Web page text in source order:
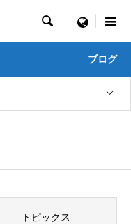
 menu
ブログ
トピックス